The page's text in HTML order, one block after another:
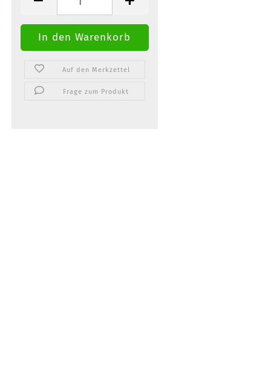
Auf den Merkzettel
Frage zum Produkt